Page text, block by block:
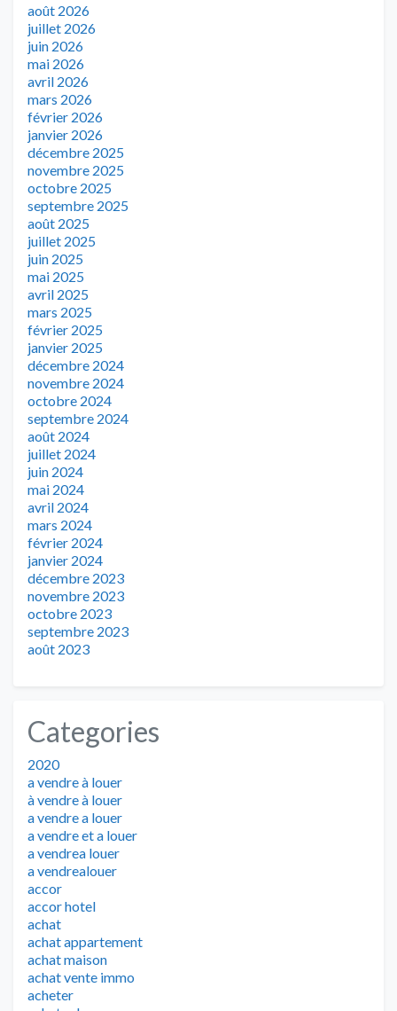
août 2026
juillet 2026
juin 2026
mai 2026
avril 2026
mars 2026
février 2026
janvier 2026
décembre 2025
novembre 2025
octobre 2025
septembre 2025
août 2025
juillet 2025
juin 2025
mai 2025
avril 2025
mars 2025
février 2025
janvier 2025
décembre 2024
novembre 2024
octobre 2024
septembre 2024
août 2024
juillet 2024
juin 2024
mai 2024
avril 2024
mars 2024
février 2024
janvier 2024
décembre 2023
novembre 2023
octobre 2023
septembre 2023
août 2023
Categories
2020
a vendre à louer
à vendre à louer
a vendre a louer
a vendre et a louer
a vendrea louer
a vendrealouer
accor
accor hotel
achat
achat appartement
achat maison
achat vente immo
acheter